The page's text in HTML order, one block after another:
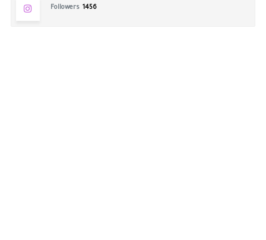
Followers 1456